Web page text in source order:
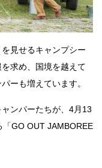
見せるキャンプシー
求め、国境を越えて
ーも増えています。
ンパーたちが、4月13
GO OUT JAMBOREE